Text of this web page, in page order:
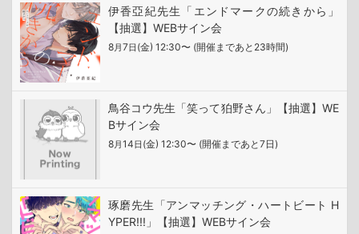
伊香亞紀先生「エンドマークの続きから」
【抽選】WEBサイン会
8月 7 日 (金) 12:30〜 (開催まであと23時間)
鳥谷コウ先生「笑って狛野さん」【抽選】WE
Bサイン会
8月 14 日 (金) 12:30〜 (開催まであと7日)
琢磨先生「アンマッチング・ハートビート H
YPER!!!」【抽選】WEBサイン会